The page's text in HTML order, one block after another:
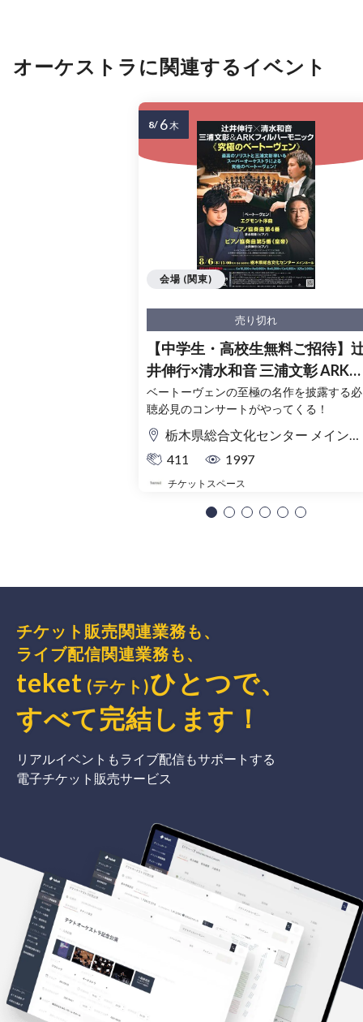
オーケストラに関連するイベント
売り切れ
【中学生・高校生無料ご招待】
井伸行×清水和音 三浦文彰 ARKフ
ィルハーモニック≪究極のベー
ーヴェン≫(栃木公演)
ベートーヴェンの至極の名作を披露する必
聴必見のコンサートがやってくる！
栃木県総合文化センター メインホール
411
1997
チケットスペース
会場 (関東)
8/ 6木
チケット販売関連業務も、
ライブ配信関連業務も、
teket (テケト)ひとつで、
すべて完結 します ！
リアルイベントもライブ配信もサポートする
電子チケット販売サービス